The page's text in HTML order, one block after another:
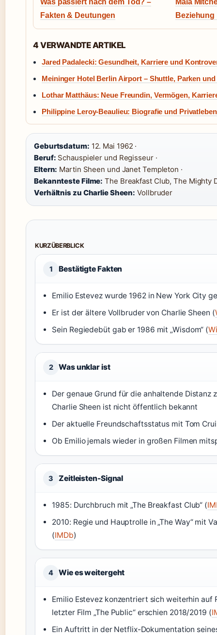
Fakten & Deutungen
Beziehung
4 VERWANDTE ARTIKEL
Jared Padalecki: Gesundheit, Karriere und
Meininger Hotel Berlin Airport – Shuttle, Parken
Lothar Matthäus: Neue Freundin, Vermögen,
Philippine Leroy-Beaulieu: Biografie und Privatleben
Geburtsdatum: 12. Mai 1962 ·
Beruf: Schauspieler und Regisseur ·
Eltern: Martin Sheen und Janet Templeton ·
Bekannteste Filme: The Breakfast Club, The Mighty
Verhältnis zu Charlie Sheen: Vollbruder
KURZÜBERBLICK
1 Bestätigte Fakten
Emilio Estevez wurde 1962 in New York City
Er ist der ältere Vollbruder von Charlie Sheen (
Sein Regiedebüt gab er 1986 mit „Wisdom“ (
2 Was unklar ist
Der genaue Grund für die anhaltende Distanz
Charlie Sheen ist nicht öffentlich bekannt
Der aktuelle Freundschaftsstatus mit Tom
Ob Emilio jemals wieder in großen Filmen
3 Zeitleisten-Signal
1985: Durchbruch mit „The Breakfast Club“ (
2010: Regie und Hauptrolle in „The Way“ mit
(IMDb)
4 Wie es weitergeht
Emilio Estevez konzentriert sich weiterhin auf
letzter Film „The Public“ erschien 2018/2019 (
Ein Auftritt in der Netflix-Dokumentation